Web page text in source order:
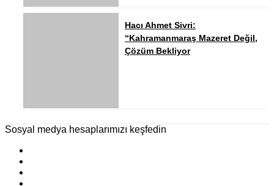
Hacı Ahmet Sivri:
“Kahramanmaraş Mazeret Değil,
Çözüm Bekliyor
Sosyal medya hesaplarımızı keşfedin